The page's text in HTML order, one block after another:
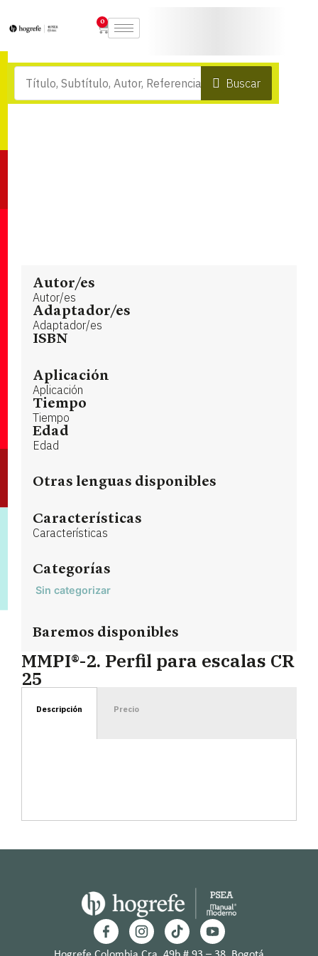
0
Buscar
Autor/es
Autor/es
Adaptador/es
Adaptador/es
ISBN
Aplicación
Aplicación
Tiempo
Tiempo
Edad
Edad
Otras lenguas disponibles
Características
Características
Categorías
Sin categorizar
Baremos disponibles
MMPI®-2. Perfil para escalas CR
25
Descripción Precio